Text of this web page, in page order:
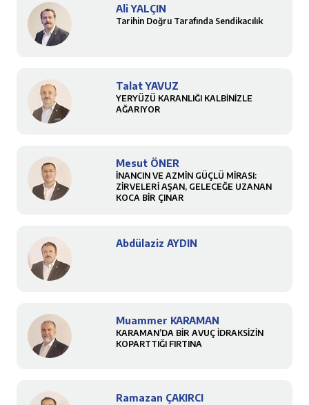
Ali YALÇIN
Tarihin Doğru Tarafında Sendikacılık
Talat YAVUZ
YERYÜZÜ KARANLIĞI KALBİNİZLE
AĞARIYOR
Mesut ÖNER
İNANCIN VE AZMİN GÜÇLÜ MİRASI:
ZİRVELERİ AŞAN, GELECEĞE UZANAN
KOCA BİR ÇINAR
Abdülaziz AYDIN
Muammer KARAMAN
KARAMAN’DA BİR AVUÇ İDRAKSİZİN
KOPARTTIĞI FIRTINA
Ramazan ÇAKIRCI